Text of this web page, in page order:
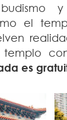
y
el
es